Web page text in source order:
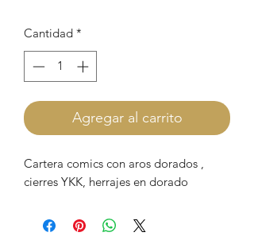
Cantidad *
Agregar al carrito
Cartera comics con aros dorados ,
cierres YKK, herrajes en dorado